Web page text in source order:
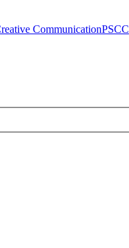
CommunicationPSCC